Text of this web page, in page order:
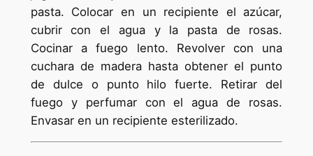
pasta. Colocar en un recipiente el azúcar,
cubrir con el agua y la pasta de rosas.
Cocinar a fuego lento. Revolver con una
cuchara de madera hasta obtener el punto
de dulce o punto hilo fuerte. Retirar del
fuego y perfumar con el agua de rosas.
Envasar en un recipiente esterilizado.